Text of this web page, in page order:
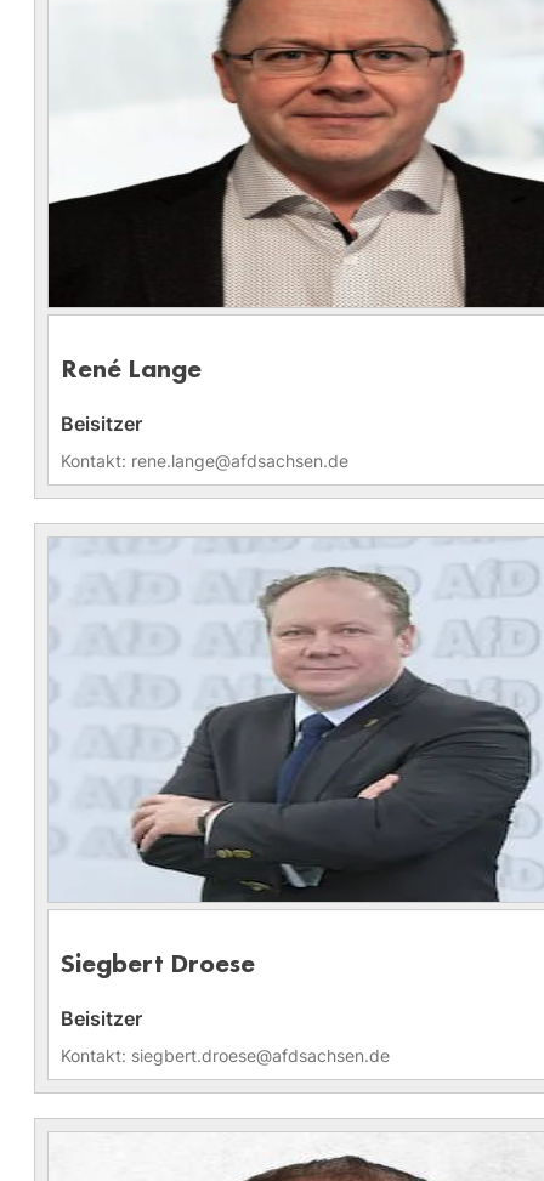
René Lange
Beisitzer
Kontakt: rene.lange@afdsachsen.de
Siegbert Droese
Beisitzer
Kontakt: siegbert.droese@afdsachsen.de